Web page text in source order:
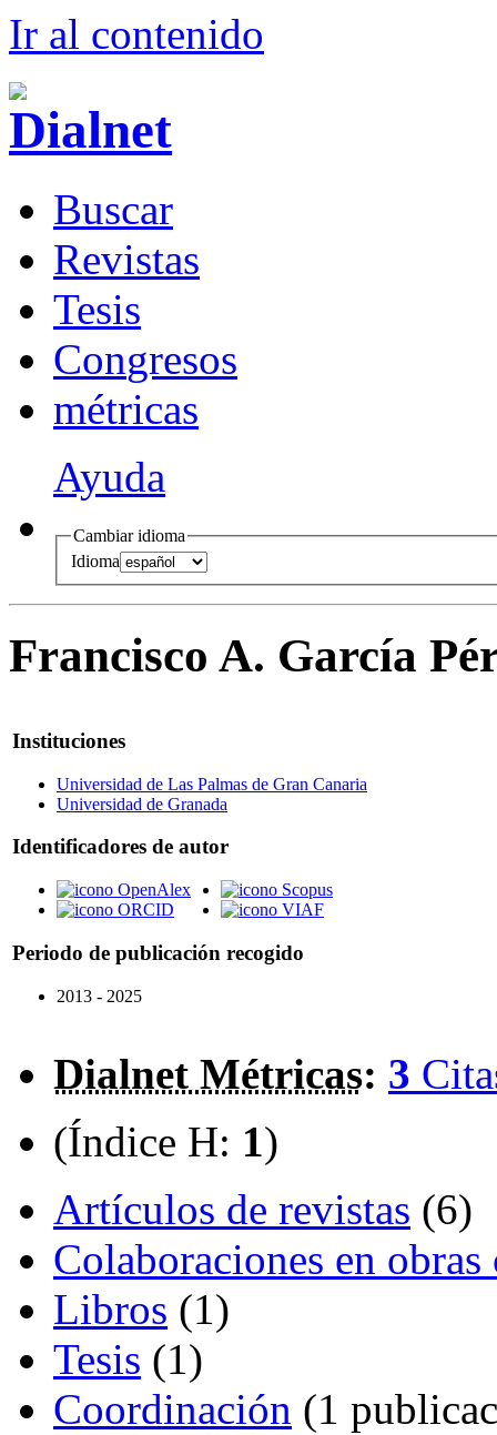
Ir al contenido
Buscar
Revistas
Tesis
Congresos
métricas
Ayuda
Cambiar idioma
Idioma
Francisco A. García
Instituciones
Universidad de Las Palmas de Gran Canaria
Universidad de Granada
Identificadores de autor
OpenAlex
ORCID
Scopus
VIAF
Periodo de publicación recogido
2013 - 2025
Dialnet Métricas: 3
(Índice H: 1)
Artículos de revistas (6)
Colaboraciones en
Libros (1)
Tesis (1)
Coordinación (1